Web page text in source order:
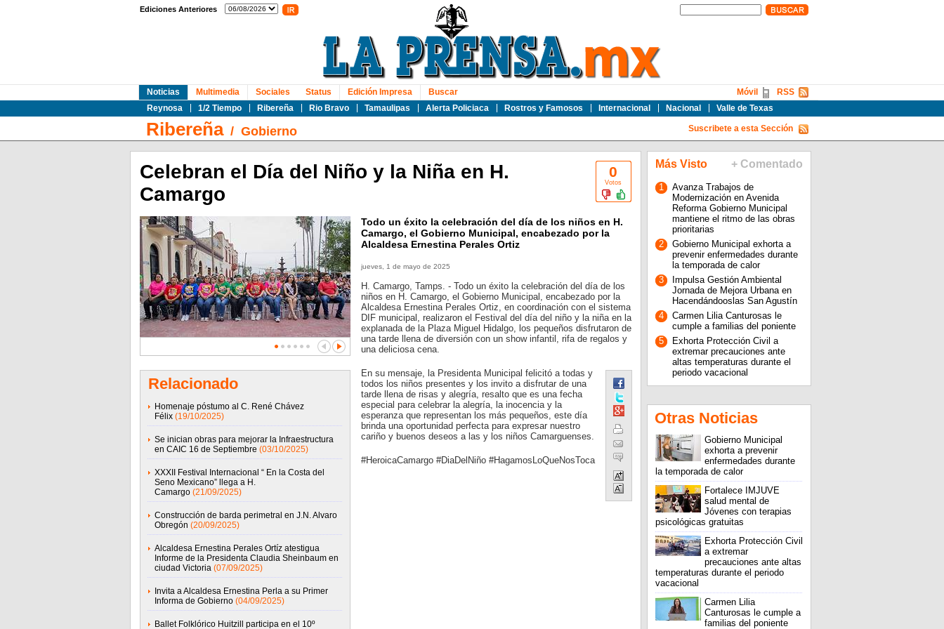
Ediciones Anteriores
Noticias
Reynosa
1/2 Tiempo Ribereña Rio Bravo Tamaulipas Alerta Policiaca Rostros y Famosos Internacional Nacional Valle de Texas
Multimedia Sociales Status Edición Impresa Buscar RSS
Móvil
Ribereña/ Gobierno Suscribete a esta Sección
0
Votos
Celebran el Día del Niño y la Niña en H.
Camargo
Relacionado
Homenaje póstumo al C. René Chávez
Félix (19/10/2025)
Se inician obras para mejorar la Infraestructura
en CAIC 16 de Septiembre (03/10/2025)
XXXII Festival Internacional “ En la Costa del
Seno Mexicano” llega a H.
Camargo (21/09/2025)
Construcción de barda perimetral en J.N. Alvaro
Obregón (20/09/2025)
Alcaldesa Ernestina Perales Ortíz atestigua
Informe de la Presidenta Claudia Sheinbaum en
ciudad Victoria (07/09/2025)
Invita a Alcaldesa Ernestina Perla a su Primer
Informa de Gobierno (04/09/2025)
Ballet Folklórico Huitzill participa en el 10º
Todo un éxito la celebración del día de los niños en H.
Camargo, el Gobierno Municipal, encabezado por la
Alcaldesa Ernestina Perales Ortiz
jueves, 1 de mayo de 2025
H. Camargo, Tamps. - Todo un éxito la celebración del día de los
niños en H. Camargo, el Gobierno Municipal, encabezado por la
Alcaldesa Ernestina Perales Ortiz, en coordinación con el sistema
DIF municipal, realizaron el Festival del día del niño y la niña en la
explanada de la Plaza Miguel Hidalgo, los pequeños disfrutaron de
una tarde llena de diversión con un show infantil, rifa de regalos y
una deliciosa cena.
En su mensaje, la Presidenta Municipal felicitó a todas y
todos los niños presentes y los invito a disfrutar de una
tarde llena de risas y alegría, resalto que es una fecha
especial para celebrar la alegría, la inocencia y la
esperanza que representan los más pequeños, este día
brinda una oportunidad perfecta para expresar nuestro
cariño y buenos deseos a las y los niños Camarguenses.
#HeroicaCamargo #DiaDelNiño #HagamosLoQueNosToca
Más Visto + Comentado
1
Avanza Trabajos de
Modernización en Avenida
Reforma Gobierno Municipal
mantiene el ritmo de las obras
prioritarias
2
Gobierno Municipal exhorta a
prevenir enfermedades durante
la temporada de calor
3
Impulsa Gestión Ambiental
Jornada de Mejora Urbana en
Hacendándooslas San Agustín
4
Carmen Lilia Canturosas le
cumple a familias del poniente
5
Exhorta Protección Civil a
extremar precauciones ante
altas temperaturas durante el
periodo vacacional
Otras Noticias
Gobierno Municipal
exhorta a prevenir
enfermedades durante
la temporada de calor
Fortalece IMJUVE
salud mental de
Jóvenes con terapias
psicológicas gratuitas
Exhorta Protección Civil
a extremar
precauciones ante altas
temperaturas durante el periodo
vacacional
Carmen Lilia
Canturosas le cumple a
familias del poniente